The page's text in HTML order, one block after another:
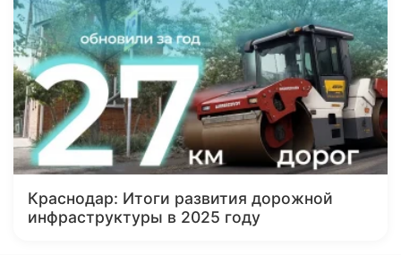
Краснодар: Итоги развития дорожной
инфраструктуры в 2025 году